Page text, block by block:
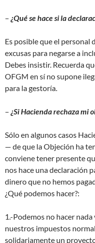
– ¿Qué se hace si la
Es posible que el personal
excusas para negarse a
Debes insistir. Recuerda
OFGM en sí no supone
para la gestoría.
– ¿Si Hacienda rechaza mi
Sólo en algunos casos
— de que la Objeción ha
conviene tener presente
nos hace una declaración
dinero que no hemos
¿Qué podemos hacer?:
1.-Podemos no hacer
nuestros impuestos
solidariamente un